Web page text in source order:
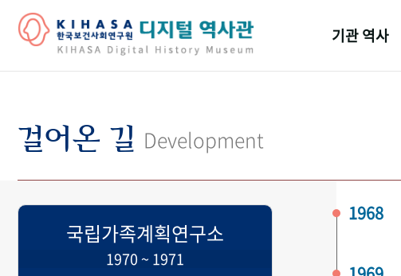
기관 역사
걸어온 길 Development
국립가족계획연구소
1970 ~ 1971
1968